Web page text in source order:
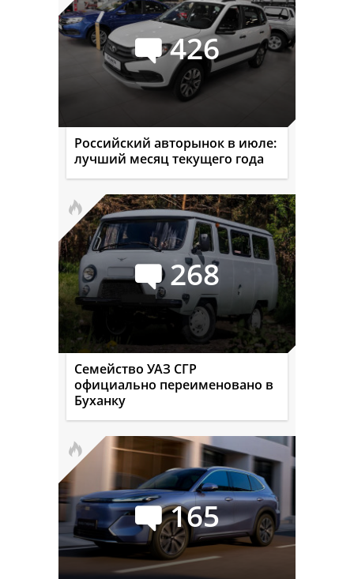
426
Российский авторынок в июле:
лучший месяц текущего года
268
Семейство УАЗ СГР
официально переименовано в
Буханку
165